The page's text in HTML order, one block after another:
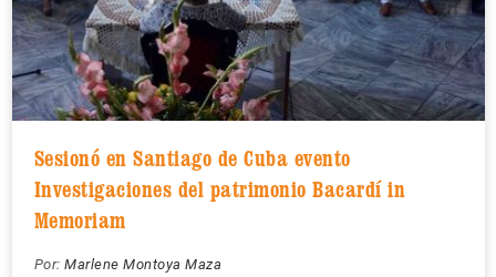
Sesionó en Santiago de Cuba evento
Investigaciones del patrimonio Bacardí in
Memoriam
Por: Marlene Montoya Maza